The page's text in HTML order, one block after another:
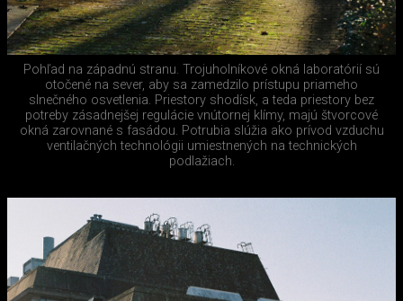
Pohľad na západnú stranu. Trojuholníkové okná laboratórií sú
otočené na sever, aby sa zamedzilo prístupu priameho
slnečného osvetlenia. Priestory shodísk, a teda priestory bez
potreby zásadnejšej regulácie vnútornej klímy, majú štvorcové
okná zarovnané s fasádou. Potrubia slúžia ako prívod vzduchu
ventilačných technológii umiestnených na technických
podlažiach.